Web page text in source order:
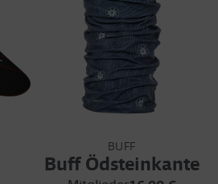
BUFF
Buff Ödsteinkante